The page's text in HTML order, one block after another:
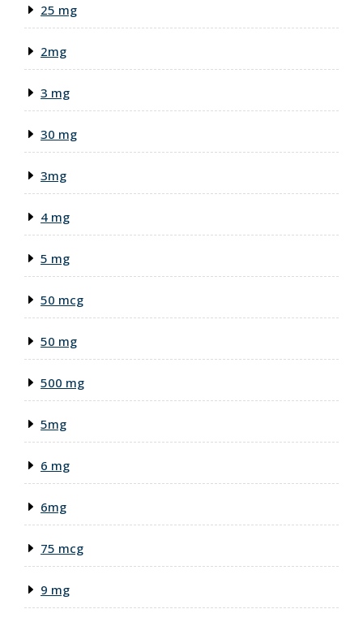
25 mg
2mg
3 mg
30 mg
3mg
4 mg
5 mg
50 mcg
50 mg
500 mg
5mg
6 mg
6mg
75 mcg
9 mg